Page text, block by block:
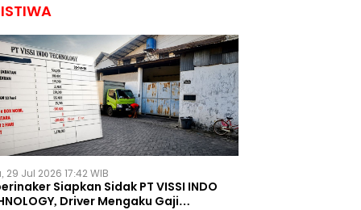
29 Jul 2026 17:42 WIB
Siapkan Sidak PT VISSI INDO
Driver Mengaku Gaji